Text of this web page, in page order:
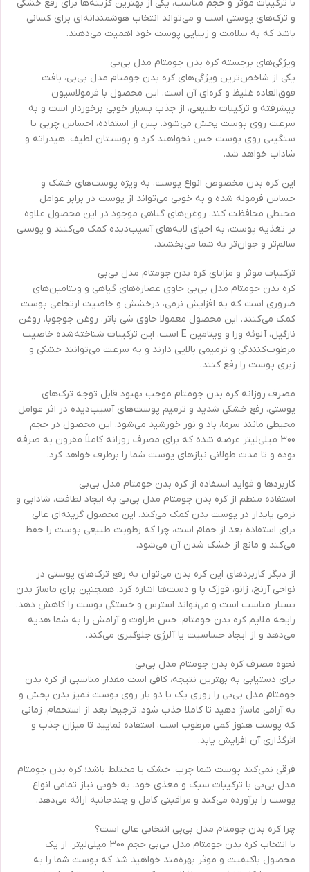
با ترکیبات موثر و حجم مناسب، یکی از بهترین گزینه‌ها برای رفع خشکی
و ترک‌های پوستی است و می‌تواند انتخاب هوشمندانه‌ای برای کسانی
باشد که به سلامت و زیبایی پوست خود اهمیت می‌دهند.
ویژگی‌های برجسته کره بدن جومتام مدل بی‌بی
یکی از شاخص‌ترین ویژگی‌های کره بدن جومتام مدل بی‌بی، بافت
فوق‌العاده غلیظ و کره‌ای آن است. این محصول با فرمولاسیون
پیشرفته و ترکیبات طبیعی، از جذب بسیار خوبی برخوردار است و به
سرعت روی پوست پخش می‌شود. پس از استفاده، احساس چربی یا
سنگینی روی پوست حس نخواهید کرد و پوستتان لطیف، هیدراته و
شاداب خواهد شد.
این کره بدن مخصوص انواع پوست، به ویژه پوست‌های خشک و
حساس فرموله شده و به خوبی می‌تواند از پوست در برابر عوامل
محیطی محافظت کند. روغن‌های گیاهی موجود در این محصول علاوه
بر تغذیه پوست، به احیای لایه‌های آسیب‌دیده کمک می‌کنند و پوستی
سالم‌تر و جوان‌تر به شما می‌بخشند.
ترکیبات موثر و مزایای کره بدن جومتام مدل بی‌بی
کره بدن جومتام مدل بی‌بی حاوی عصاره‌های گیاهی و ویتامین‌های
ضروری است که به افزایش نرمی، درخشش و خاصیت ارتجاعی پوست
کمک می‌کنند. این محصول معمولا حاوی شی باتر، روغن جوجوبا، روغن
نارگیل، آلوئه ورا و ویتامین E است. این ترکیبات شناخته‌شده خاصیت
مرطوب‌کنندگی و ترمیمی بالایی دارند و به سرعت می‌توانند خشکی و
زبری پوست را رفع کنند.
مصرف روزانه کره بدن جومتام موجب بهبود قابل توجه ترک‌های
پوستی، رفع خشکی شدید و ترمیم پوست‌های آسیب‌دیده در اثر عوامل
محیطی مانند سرما، باد و نور خورشید می‌شود. این محصول در حجم
300 میلی‌لیتر عرضه شده که برای مصرف روزانه کاملاً مقرون به صرفه
بوده و تا مدت طولانی نیازهای پوست شما را برطرف خواهد کرد.
کاربردها و فواید استفاده از کره بدن جومتام مدل بی‌بی
استفاده منظم از کره بدن جومتام مدل بی‌بی به ایجاد لطافت، شادابی و
نرمی پایدار در پوست بدن کمک می‌کند. این محصول گزینه‌ای عالی
برای استفاده بعد از حمام است، چرا که رطوبت طبیعی پوست را حفظ
می‌کند و مانع از خشک شدن آن می‌شود.
از دیگر کاربردهای این کره بدن می‌توان به رفع ترک‌های پوستی در
نواحی آرنج، زانو، قوزک پا و دست‌ها اشاره کرد. همچنین برای ماساژ بدن
بسیار مناسب است و می‌تواند استرس و خستگی پوست را کاهش دهد.
رایحه ملایم کره بدن جومتام، حس طراوت و آرامش را به شما هدیه
می‌دهد و از ایجاد حساسیت یا آلرژی جلوگیری می‌کند.
نحوه مصرف کره بدن جومتام مدل بی‌بی
برای دستیابی به بهترین نتیجه، کافی است مقدار مناسبی از کره بدن
جومتام مدل بی‌بی را روزی یک یا دو بار روی پوست تمیز بدن پخش و
به آرامی ماساژ دهید تا کاملا جذب شود. ترجیحا بعد از استحمام، زمانی
که پوست هنوز کمی مرطوب است، استفاده نمایید تا میزان جذب و
اثرگذاری آن افزایش یابد.
فرقی نمی‌کند پوست شما چرب، خشک یا مختلط باشد؛ کره بدن جومتام
مدل بی‌بی با ترکیبات سبک و مغذی خود، به خوبی نیاز تمامی انواع
پوست را برآورده می‌کند و مراقبتی کامل و چندجانبه ارائه می‌دهد.
چرا کره بدن جومتام مدل بی‌بی انتخابی عالی است؟
با انتخاب کره بدن جومتام مدل بی‌بی حجم 300 میلی‌لیتر، از یک
محصول باکیفیت و موثر بهره‌مند خواهید شد که پوست شما را به